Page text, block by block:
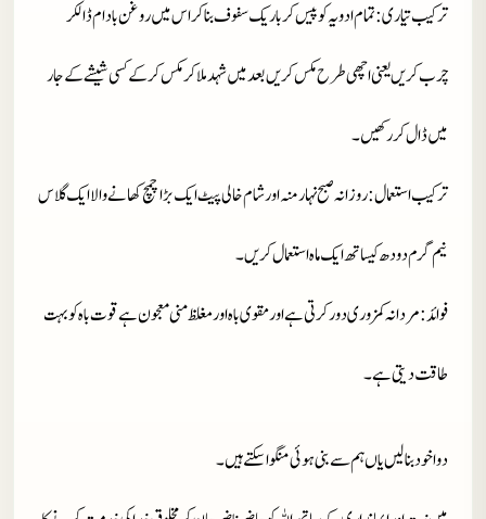
ترکیب تیاری: تمام ادویہ کو پیس کر باریک سفوف بنا کر اس میں روغن بادام ڈالکر
چرب کریں یعنی اچھی طرح مکس کریں بعد میں شہد ملا کر مکس کرکے کسی شیشے کے جار
میں ڈال کر رکھیں۔
ترکیب استعمال: روزانہ صبح نہار منہ اور شام خالی پیٹ ایک بڑا چمچ کھانے والا ایک گلاس
نیم گرم دودھ کیساتھ ایک ماہ استعمال کریں۔
فوائد: مردانہ کمزوری دور کرتی ہے اورمقوی باہ اور مغلظ منی معجون ہے قوت باہ کو بہت
طاقت دیتی ہے۔
دوا خود بنا لیں یاں ہم سے بنی ہوئی منگوا سکتے ہیں۔